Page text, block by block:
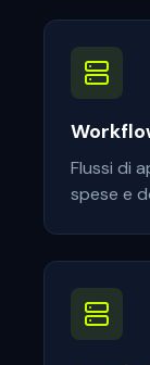
Flussi di
spese e